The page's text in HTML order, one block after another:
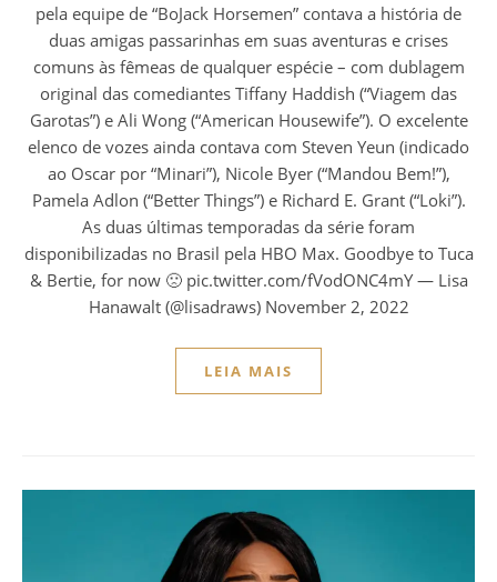
pela equipe de “BoJack Horsemen” contava a história de
duas amigas passarinhas em suas aventuras e crises
comuns às fêmeas de qualquer espécie – com dublagem
original das comediantes Tiffany Haddish (“Viagem das
Garotas”) e Ali Wong (“American Housewife”). O excelente
elenco de vozes ainda contava com Steven Yeun (indicado
ao Oscar por “Minari”), Nicole Byer (“Mandou Bem!”),
Pamela Adlon (“Better Things”) e Richard E. Grant (“Loki”).
As duas últimas temporadas da série foram
disponibilizadas no Brasil pela HBO Max. Goodbye to Tuca
& Bertie, for now 🙁 pic.twitter.com/fVodONC4mY — Lisa
Hanawalt (@lisadraws) November 2, 2022
LEIA MAIS